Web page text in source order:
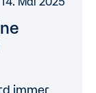
immer